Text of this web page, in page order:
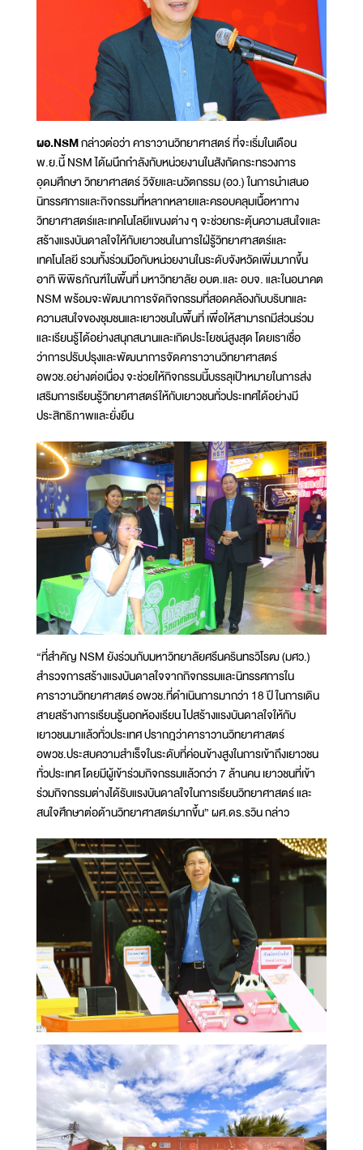
ผอ.NSMกล่าวต่อว่า คาราวานวิทยาศาสตร์ ที่จะเริ่มในเดือน
พ.ย.นี้ NSM ได้ผนึกกำลังกับหน่วยงานในสังกัดกระทรวงการ
อุดมศึกษา วิทยาศาสตร์ วิจัยและนวัตกรรม (อว.) ในการนำเสนอ
นิทรรศการและกิจกรรมที่หลากหลายและครอบคลุมเนื้อหาทาง
วิทยาศาสตร์และเทคโนโลยีแขนงต่าง ๆ จะช่วยกระตุ้นความสนใจและ
สร้างแรงบันดาลใจให้กับเยาวชนในการใฝ่รู้วิทยาศาสตร์และ
เทคโนโลยี รวมทั้งร่วมมือกับหน่วยงานในระดับจังหวัดเพิ่มมากขึ้น
อาทิ พิพิธภัณฑ์ในพื้นที่ มหาวิทยาลัย อบต.และ อบจ. และในอนาคต
NSM พร้อมจะพัฒนาการจัดกิจกรรมที่สอดคล้องกับบริบทและ
ความสนใจของชุมชนและเยาวชนในพื้นที่ เพื่อให้สามารถมีส่วนร่วม
และเรียนรู้ได้อย่างสนุกสนานและเกิดประโยชน์สูงสุด โดยเราเชื่อ
ว่าการปรับปรุงและพัฒนาการจัดคาราวานวิทยาศาสตร์
อพวช.อย่างต่อเนื่อง จะช่วยให้กิจกรรมนี้บรรลุเป้าหมายในการส่ง
เสริมการเรียนรู้วิทยาศาสตร์ให้กับเยาวชนทั่วประเทศได้อย่างมี
ประสิทธิภาพและยั่งยืน
“ที่สำคัญ NSM ยังร่วมกับมหาวิทยาลัยศรีนครินทรวิโรฒ (มศว.)
สำรวจการสร้างแรงบันดาลใจจากกิจกรรมและนิทรรศการใน
คาราวานวิทยาศาสตร์ อพวช.ที่ดำเนินการมากว่า 18 ปี ในการเดิน
สายสร้างการเรียนรู้นอกห้องเรียน ไปสร้างแรงบันดาลใจให้กับ
เยาวชนมาแล้วทั่วประเทศ ปรากฎว่าคาราวานวิทยาศาสตร์
อพวช.ประสบความสำเร็จในระดับที่ค่อนข้างสูงในการเข้าถึงเยาวชน
ทั่วประเทศ โดยมีผู้เข้าร่วมกิจกรรมแล้วกว่า 7 ล้านคน เยาวชนที่เข้า
ร่วมกิจกรรมต่างได้รับแรงบันดาลใจในการเรียนวิทยาศาสตร์ และ
สนใจศึกษาต่อด้านวิทยาศาสตร์มากขึ้น” ผศ.ดร.รวิน กล่าว